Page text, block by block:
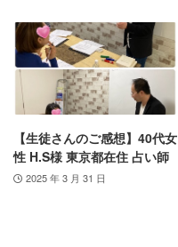
【生徒さんのご感想】40代女
性 H.S様 東京都在住 占い師
2025 年 3 月 31 日